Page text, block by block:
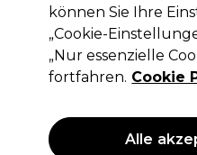
(0)
12,10 €ohne MwSt.
14,40 €inkl. MwSt.)
können Sie Ihre
„Cookie-
„Nur essenzielle
fortfahren. Cookie
Alle